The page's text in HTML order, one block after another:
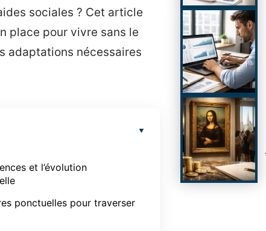
sociales ? Cet article
place pour vivre sans le
adaptations nécessaires
et l’évolution
ponctuelles pour traverser